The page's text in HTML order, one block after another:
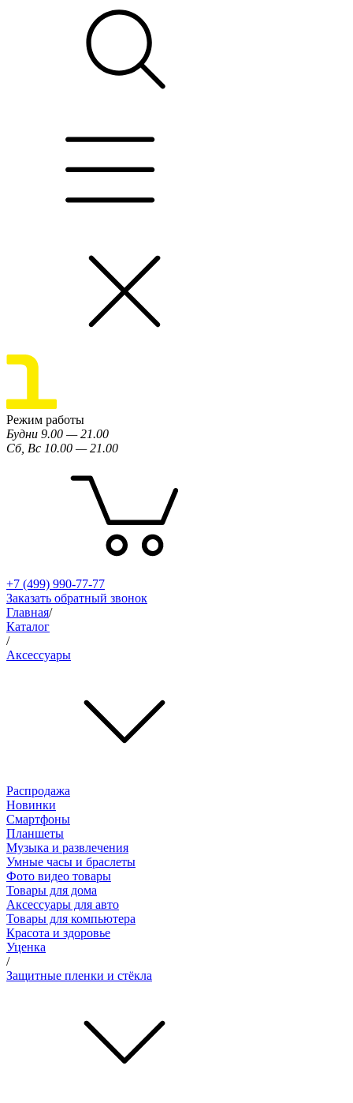
Режим работы
Будни 9.00 — 21.00
Сб, Вс 10.00 — 21.00
+7 (499) 990-77-77
Заказать обратный звонок
Главная/
Каталог
/
Аксессуары
Распродажа
Новинки
Смартфоны
Планшеты
Музыка и развлечения
Умные часы и браслеты
Фото видео товары
Товары для дома
Аксессуары для авто
Товары для компьютера
Красота и здоровье
Уценка
/
Защитные пленки и стёкла